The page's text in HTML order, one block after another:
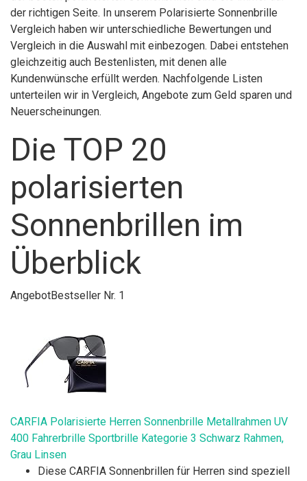
der richtigen Seite. In unserem Polarisierte Sonnenbrille
Vergleich haben wir unterschiedliche Bewertungen und
Vergleich in die Auswahl mit einbezogen. Dabei entstehen
gleichzeitig auch Bestenlisten, mit denen alle
Kundenwünsche erfüllt werden. Nachfolgende Listen
unterteilen wir in Vergleich, Angebote zum Geld sparen und
Neuerscheinungen.
Die TOP 20
polarisierten
Sonnenbrillen im
Überblick
AngebotBestseller Nr. 1
CARFIA Polarisierte Herren Sonnenbrille Metallrahmen UV
400 Fahrerbrille Sportbrille Kategorie 3 Schwarz Rahmen,
Grau Linsen
Diese CARFIA Sonnenbrillen für Herren sind speziell